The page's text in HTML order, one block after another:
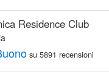
Residence Club
su 5891 recensioni